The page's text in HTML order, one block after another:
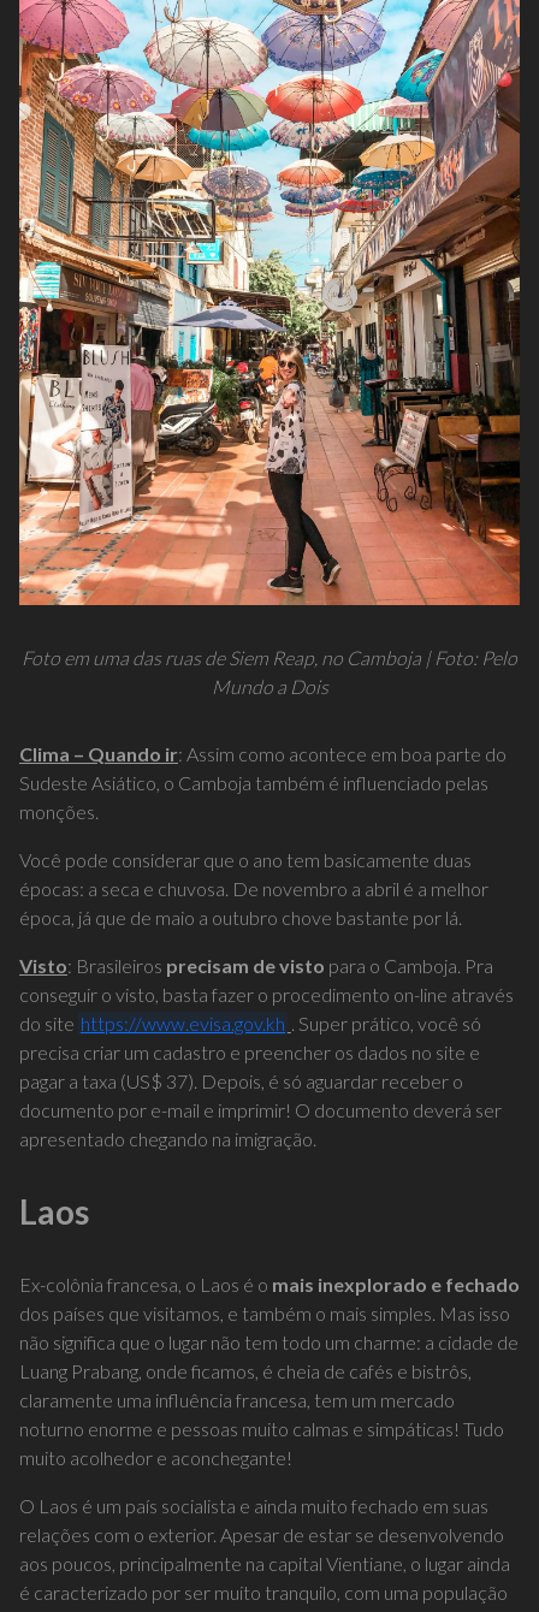
Foto em uma das ruas de Siem Reap, no Camboja | Foto: Pelo
Mundo a Dois
Clima – Quando ir: Assim como acontece em boa parte do
Sudeste Asiático, o Camboja também é influenciado pelas
monções.
Você pode considerar que o ano tem basicamente duas
épocas: a seca e chuvosa. De novembro a abril é a melhor
época, já que de maio a outubro chove bastante por lá.
Visto: Brasileiros precisam de visto para o Camboja. Pra
conseguir o visto, basta fazer o procedimento on-line através
do site https://www.evisa.gov.kh . Super prático, você só
precisa criar um cadastro e preencher os dados no site e
pagar a taxa (US$ 37). Depois, é só aguardar receber o
documento por e-mail e imprimir! O documento deverá ser
apresentado chegando na imigração.
Laos
Ex-colônia francesa, o Laos é o mais inexplorado e fechado
dos países que visitamos, e também o mais simples. Mas isso
não significa que o lugar não tem todo um charme: a cidade de
Luang Prabang, onde ficamos, é cheia de cafés e bistrôs,
claramente uma influência francesa, tem um mercado
noturno enorme e pessoas muito calmas e simpáticas! Tudo
muito acolhedor e aconchegante!
O Laos é um país socialista e ainda muito fechado em suas
relações com o exterior. Apesar de estar se desenvolvendo
aos poucos, principalmente na capital Vientiane, o lugar ainda
é caracterizado por ser muito tranquilo, com uma população